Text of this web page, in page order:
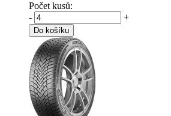
Počet kusů:
-
+
Do košíku